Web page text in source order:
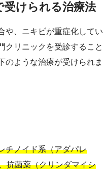
受けられる治療法
や、ニキビが重症化してい
クリニックを受診すること
のような治療が受けられま
チノイド系（アダパレ
抗菌薬（クリンダマイシ